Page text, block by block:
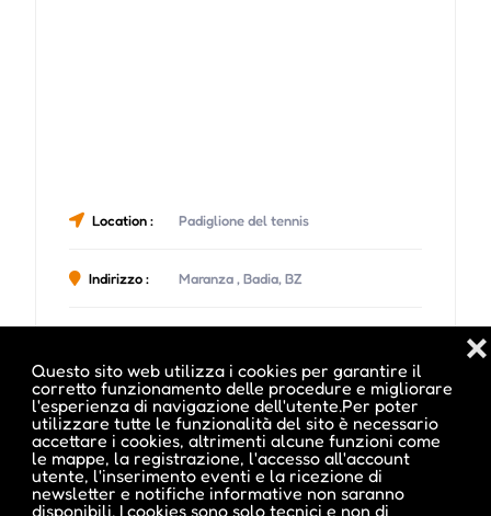
Questo sito web utilizza i cookies per garantire il
corretto funzionamento delle procedure e migliorare
l'esperienza di navigazione dell'utente.Per poter
utilizzare tutte le funzionalità del sito è necessario
accettare i cookies, altrimenti alcune funzioni come
le mappe, la registrazione, l'accesso all'account
utente, l'inserimento eventi e la ricezione di
newsletter e notifiche informative non saranno
disponibili. I cookies sono solo tecnici e non di
❌
Location : Padiglione del tennis
Indirizzo : Maranza , Badia, BZ
Date e orari evento :